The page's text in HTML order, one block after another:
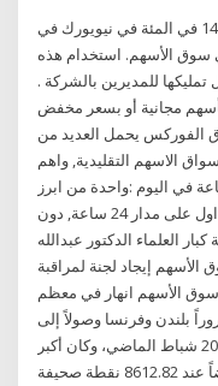
وشهد سعر أسهم تيسلا ارتفاعا بنسبة 14 في المئة في نيويورك في
سوق الأسهم. استخدام هذه
للمديرين بالشركة .
مجانية أو بسعر مخفض
الفوركس يحمل العديد من
الاسهم التقليدية, واهم
:- تداول على مدار 24 ساعة في اليوم :واحدة من ابرز
الميزات لسوق الفوركس هو امكانية التداول على مدار 24 ساعة, دون
العلماء الدكتور عبدالله
إيجاد لجنة لمراقبة
الأسهم انهار في معظم
بلندن وفرنسا وصولاً إلى
مومباي وجوهانسبرغ الذي بدأ منذ يوم 20 شباط الماضي، وكان أكبر
انخفاض وانهيار في سوق الأسهم يغلق منخفضاً عند 8612.82 نقطة صحيفة